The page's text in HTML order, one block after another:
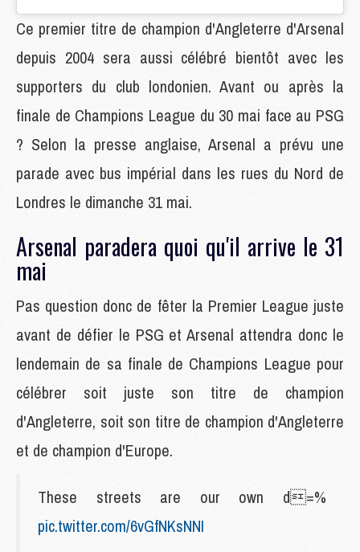
Ce premier titre de champion d'Angleterre d'Arsenal
depuis 2004 sera aussi célébré bientôt avec les
supporters du club londonien. Avant ou après la
finale de Champions League du 30 mai face au PSG
? Selon la presse anglaise, Arsenal a prévu une
parade avec bus impérial dans les rues du Nord de
Londres le dimanche 31 mai.
Arsenal paradera quoi qu'il arrive le 31
mai
Pas question donc de fêter la Premier League juste
avant de défier le PSG et Arsenal attendra donc le
lendemain de sa finale de Champions League pour
célébrer soit juste son titre de champion
d'Angleterre, soit son titre de champion d'Angleterre
et de champion d'Europe.
These streets are our own d‍=%
pic.twitter.com/6vGfNKsNNI